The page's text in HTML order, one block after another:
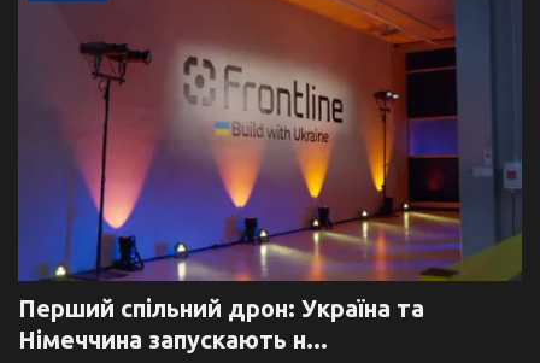
Перший спільний дрон: Україна та
Німеччина запускають н...